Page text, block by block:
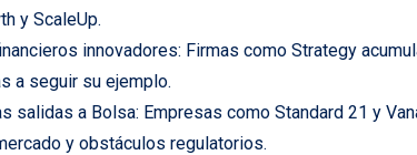
y ScaleUp.
innovadores: Firmas como Strategy
a seguir su ejemplo.
salidas a Bolsa: Empresas como Standard 21 y
y obstáculos regulatorios.